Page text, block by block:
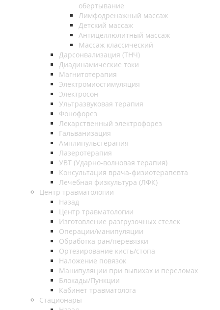
обертывание
Лимфодренажный массаж
Детский массаж
Антицеллюлитный массаж
Массаж классический
Дарсонвализация (ТНЧ)
Диадинамические токи
Магнитотерапия
Электромиостимуляция
Электросон
Ультразвуковая терапия
Фонофорез
Лекарственный электрофорез
Гальванизация
Амплипульстерапия
Лазеротерапия
УВТ (Ударно-волновая терапия)
Консультация врача-физиотерапевта
Лечебная физкультура (ЛФК)
Центр травматологии
Назад
Центр травматологии
Изготовление разгрузочных стелек
Операции/манипуляции
Обработка ран/перевязки
Ортезирование кисть/стопа
Наложение повязок
Манипуляции при вывихах и переломах
Блокады/Пункции
Кабинет травматолога
Стационары